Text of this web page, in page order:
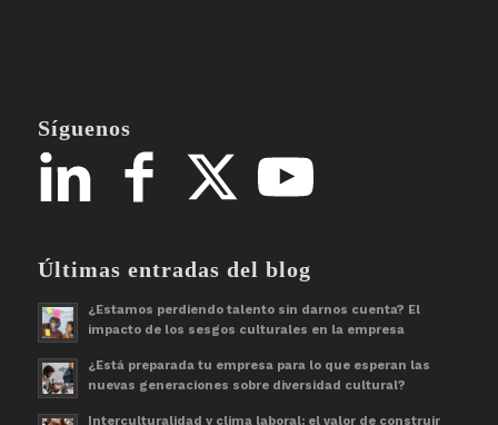
Síguenos
Últimas entradas del blog
¿Estamos perdiendo talento sin darnos cuenta? El
impacto de los sesgos culturales en la empresa
¿Está preparada tu empresa para lo que esperan las
nuevas generaciones sobre diversidad cultural?
Interculturalidad y clima laboral: el valor de construir